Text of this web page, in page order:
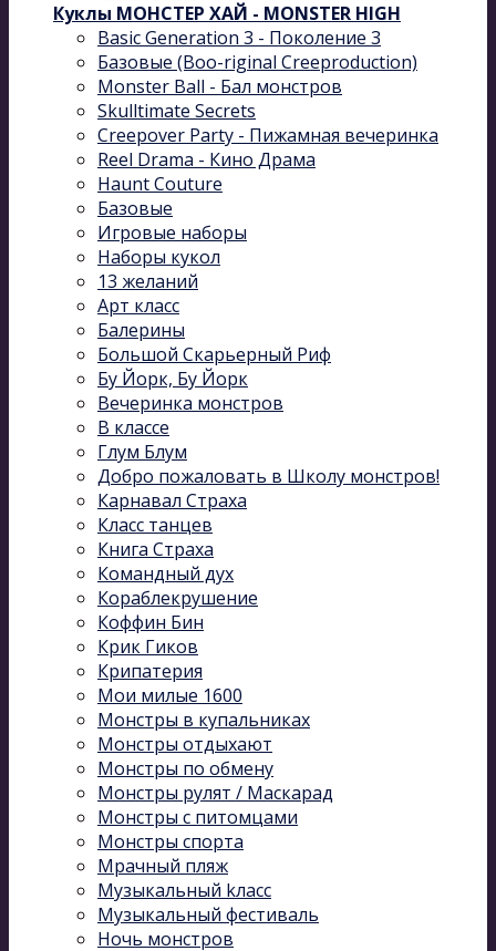
Куклы МОНСТЕР ХАЙ - MONSTER HIGH
Basic Generation 3 - Поколение 3
Базовые (Boo-riginal Creeproduction)
Monster Ball - Бал монстров
Skulltimate Secrets
Creepover Party - Пижамная вечеринка
Reel Drama - Кино Драма
Haunt Couture
Базовые
Игровые наборы
Наборы кукол
13 желаний
Арт класс
Балерины
Большой Скарьерный Риф
Бу Йорк, Бу Йорк
Вечеринка монстров
В классе
Глум Блум
Добро пожаловать в Школу монстров!
Карнавал Cтраха
Класс танцев
Книга Страха
Командный дух
Кораблекрушение
Коффин Бин
Крик Гиков
Крипатерия
Мои милые 1600
Монстры в купальниках
Монстры отдыхают
Монстры по обмену
Монстры рулят / Маскарад
Монстры с питомцами
Монстры спорта
Мрачный пляж
Музыкальный kласс
Музыкальный фестиваль
Ночь монстров